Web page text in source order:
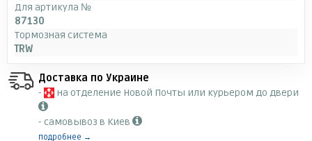
Для артикула №
87130
Тормозная система
TRW
Доставка по Украине
-
на отделение Новой Почты или курьером до двери
- самовывоз в Киев
подробнее →